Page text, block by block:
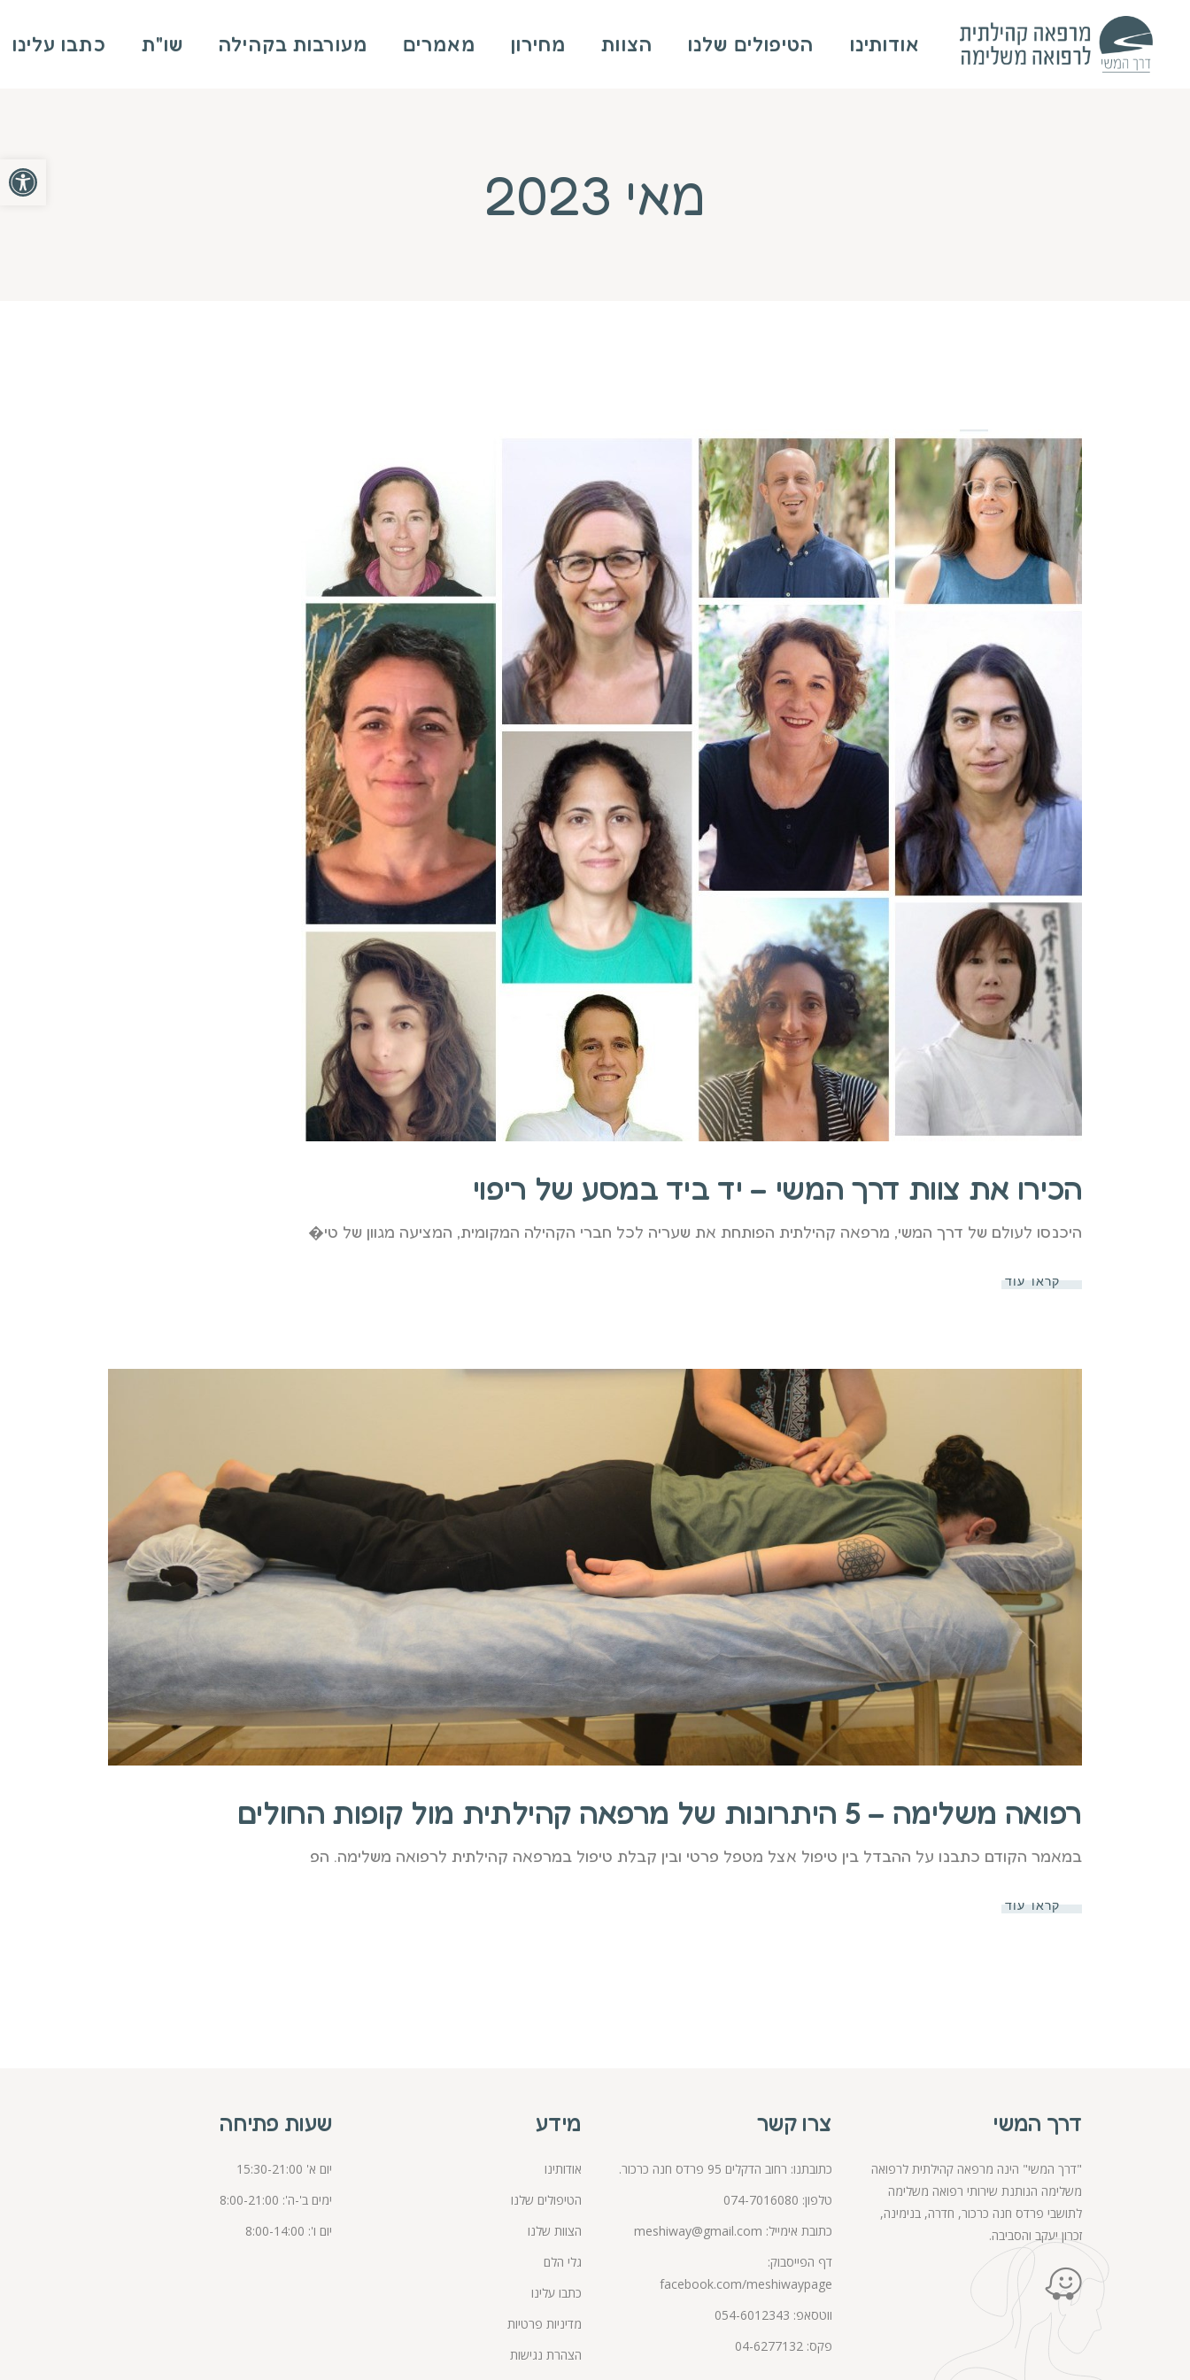
פתח
אודותינו הטיפולים שלנו הצוות מחירון מאמרים מעורבות בקהילה שו"ת כתבו עלינו
מאי 2023
הכירו את צוות דרך המשי – יד ביד במסע של ריפוי
היכנסו לעולם של דרך המשי, מרפאה קהילתית הפותחת את שעריה לכל חברי הקהילה המקומית, המציעה מגוון של טי�
קראו עוד
רפואה משלימה – 5 היתרונות של מרפאה קהילתית מול קופות החולים
במאמר הקודם כתבנו על ההבדל בין טיפול אצל מטפל פרטי ובין קבלת טיפול במרפאה קהילתית לרפואה משלימה. הפ
קראו עוד
שעות פתיחה
יום א' 15:30-21:00
ימים ב'-ה': 8:00-21:00
יום ו': 8:00-14:00
מידע
אודותינו
הטיפולים שלנו
הצוות שלנו
גלי הלם
כתבו עלינו
מדיניות פרטיות
הצהרת נגישות
צרו קשר
כתובתנו: רחוב הדקלים 95 פרדס חנה כרכור.
טלפון: 074-7016080
כתובת אימייל: meshiway@gmail.com
דף הפייסבוק:
facebook.com/meshiwaypage
ווטסאפ: 054-6012343
פקס: 04-6277132
דרך המשי
"דרך המשי" הינה מרפאה קהילתית לרפואה
משלימה הנותנת שירותי רפואה משלימה
לתושבי פרדס חנה כרכור, חדרה, בנימינה,
זכרון יעקב והסביבה.